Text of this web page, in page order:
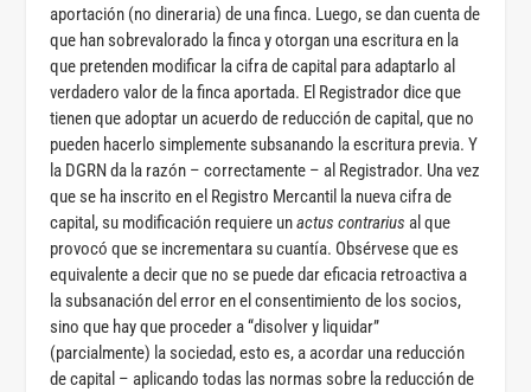
aportación (no dineraria) de una finca. Luego, se dan cuenta de
que han sobrevalorado la finca y otorgan una escritura en la
que pretenden modificar la cifra de capital para adaptarlo al
verdadero valor de la finca aportada. El Registrador dice que
tienen que adoptar un acuerdo de reducción de capital, que no
pueden hacerlo simplemente subsanando la escritura previa. Y
la DGRN da la razón – correctamente – al Registrador. Una vez
que se ha inscrito en el Registro Mercantil la nueva cifra de
capital, su modificación requiere unactus contrariusal que
provocó que se incrementara su cuantía. Obsérvese que es
equivalente a decir que no se puede dar eficacia retroactiva a
la subsanación del error en el consentimiento de los socios,
sino que hay que proceder a “disolver y liquidar”
(parcialmente) la sociedad, esto es, a acordar una reducción
de capital – aplicando todas las normas sobre la reducción de